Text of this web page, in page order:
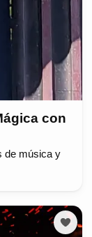
con
de música y